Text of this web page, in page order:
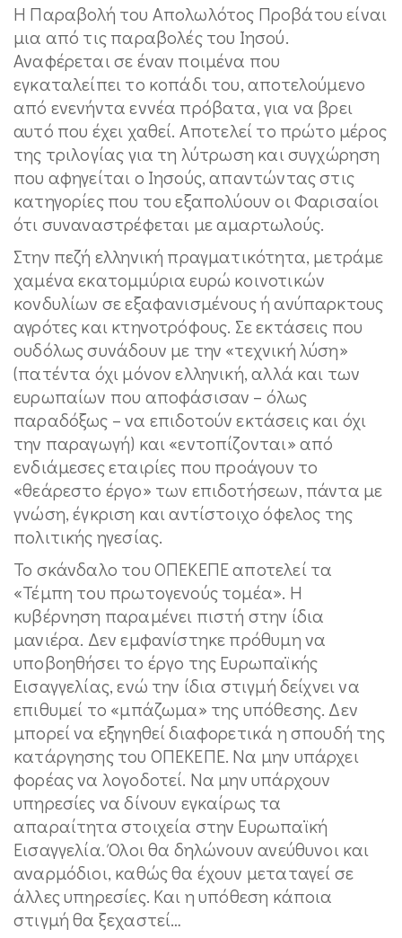
Η Παραβολή του Απολωλότος Προβάτου είναι
μια από τις παραβολές του Ιησού.
Αναφέρεται σε έναν ποιμένα που
εγκαταλείπει το κοπάδι του, αποτελούμενο
από ενενήντα εννέα πρόβατα, για να βρει
αυτό που έχει χαθεί. Αποτελεί το πρώτο μέρος
της τριλογίας για τη λύτρωση και συγχώρηση
που αφηγείται ο Ιησούς, απαντώντας στις
κατηγορίες που του εξαπολύουν οι Φαρισαίοι
ότι συναναστρέφεται με αμαρτωλούς.
Στην πεζή ελληνική πραγματικότητα, μετράμε
χαμένα εκατομμύρια ευρώ κοινοτικών
κονδυλίων σε εξαφανισμένους ή ανύπαρκτους
αγρότες και κτηνοτρόφους. Σε εκτάσεις που
ουδόλως συνάδουν με την «τεχνική λύση»
(πατέντα όχι μόνον ελληνική, αλλά και των
ευρωπαίων που αποφάσισαν – όλως
παραδόξως – να επιδοτούν εκτάσεις και όχι
την παραγωγή) και «εντοπίζονται» από
ενδιάμεσες εταιρίες που προάγουν το
«θεάρεστο έργο» των επιδοτήσεων, πάντα με
γνώση, έγκριση και αντίστοιχο όφελος της
πολιτικής ηγεσίας.
Το σκάνδαλο του ΟΠΕΚΕΠΕ αποτελεί τα
«Τέμπη του πρωτογενούς τομέα». Η
κυβέρνηση παραμένει πιστή στην ίδια
μανιέρα. Δεν εμφανίστηκε πρόθυμη να
υποβοηθήσει το έργο της Ευρωπαϊκής
Εισαγγελίας, ενώ την ίδια στιγμή δείχνει να
επιθυμεί το «μπάζωμα» της υπόθεσης. Δεν
μπορεί να εξηγηθεί διαφορετικά η σπουδή της
κατάργησης του ΟΠΕΚΕΠΕ. Να μην υπάρχει
φορέας να λογοδοτεί. Να μην υπάρχουν
υπηρεσίες να δίνουν εγκαίρως τα
απαραίτητα στοιχεία στην Ευρωπαϊκή
Εισαγγελία. Όλοι θα δηλώνουν ανεύθυνοι και
αναρμόδιοι, καθώς θα έχουν μεταταγεί σε
άλλες υπηρεσίες. Και η υπόθεση κάποια
στιγμή θα ξεχαστεί…